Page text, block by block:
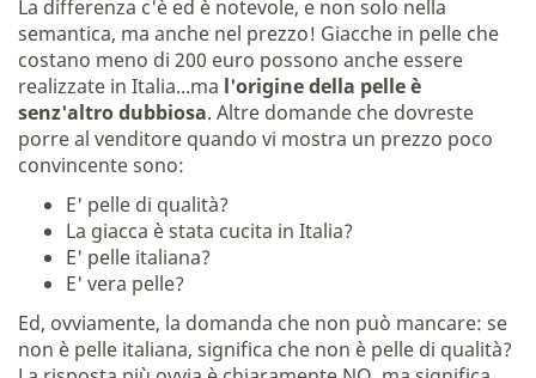
La differenza c'è ed è notevole, e non solo nella
semantica, ma anche nel prezzo! Giacche in pelle che
costano meno di 200 euro possono anche essere
realizzate in Italia...ma l'origine della pelle è
senz'altro dubbiosa. Altre domande che dovreste
porre al venditore quando vi mostra un prezzo poco
convincente sono:
E' pelle di qualità?
La giacca è stata cucita in Italia?
E' pelle italiana?
E' vera pelle?
Ed, ovviamente, la domanda che non può mancare: se
non è pelle italiana, significa che non è pelle di qualità?